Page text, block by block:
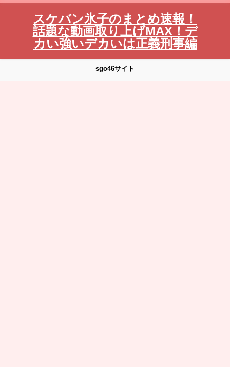
スケバン氷子のまとめ速報！
話題な動画取り上げMAX！デ
カい強いデカいは正義刑事編
sgo46サイト